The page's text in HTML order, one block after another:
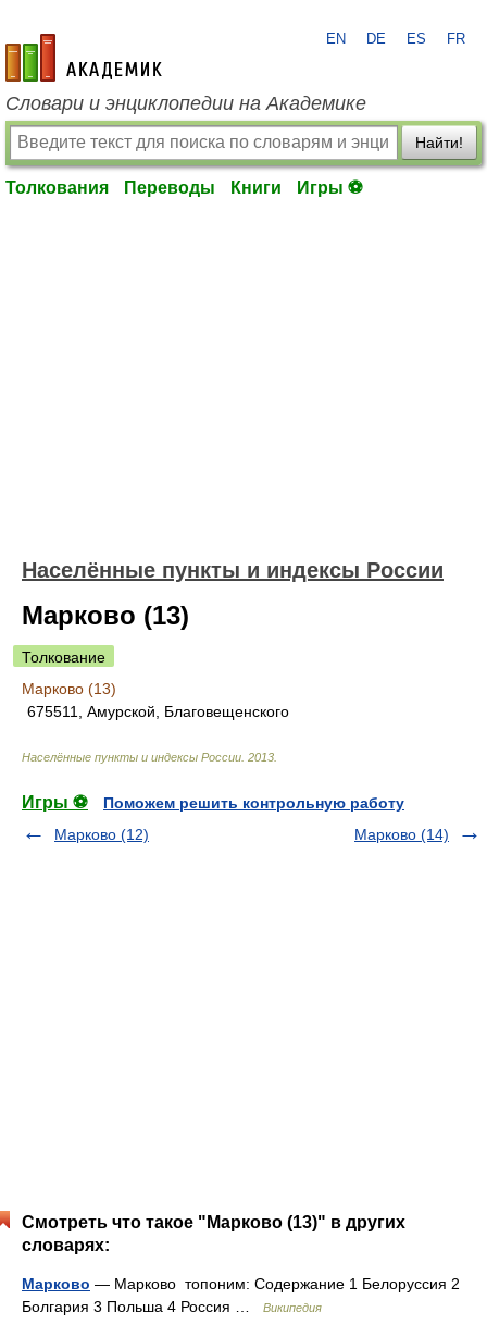
academic.ru
EN DE ES FR
Словари и энциклопедии на Академике
Найти!
Толкования Переводы Книги Игры ⚽
Населённые пункты и индексы России
Марково (13)
Толкование
Марково (13)
675511, Амурской, Благовещенского
Населённые пункты и индексы России 2013
Игры ⚽
Поможем решить контрольную работу
Марково (12)
Марково (14)
Смотреть что такое "Марково (13)" в других
словарях:
Марково — Марково топоним: Содержание 1 Белоруссия 2
Болгария 3 Польша 4 Россия …
Википедия